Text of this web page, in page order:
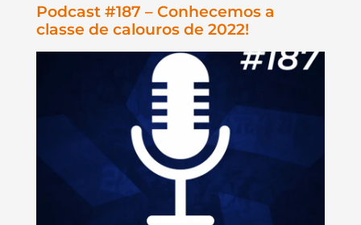
Podcast #187 – Conhecemos a
classe de calouros de 2022!